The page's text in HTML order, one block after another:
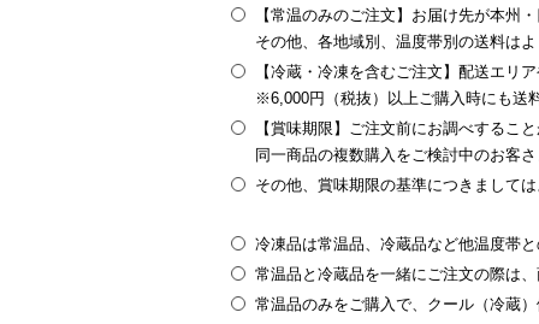
【常温のみのご注文】お届け先が本州
その他、各地域別、温度帯別の送料は
【冷蔵・冷凍を含むご注文】配送エリ
※6,000円（税抜）以上ご購入時にも送
【賞味期限】ご注文前にお調べすること
同一商品の複数購入をご検討中のお客
その他、賞味期限の基準につきまして
冷凍品は常温品、冷蔵品など他温度帯と
常温品と冷蔵品を一緒にご注文の際は
常温品のみをご購入で、クール（冷蔵